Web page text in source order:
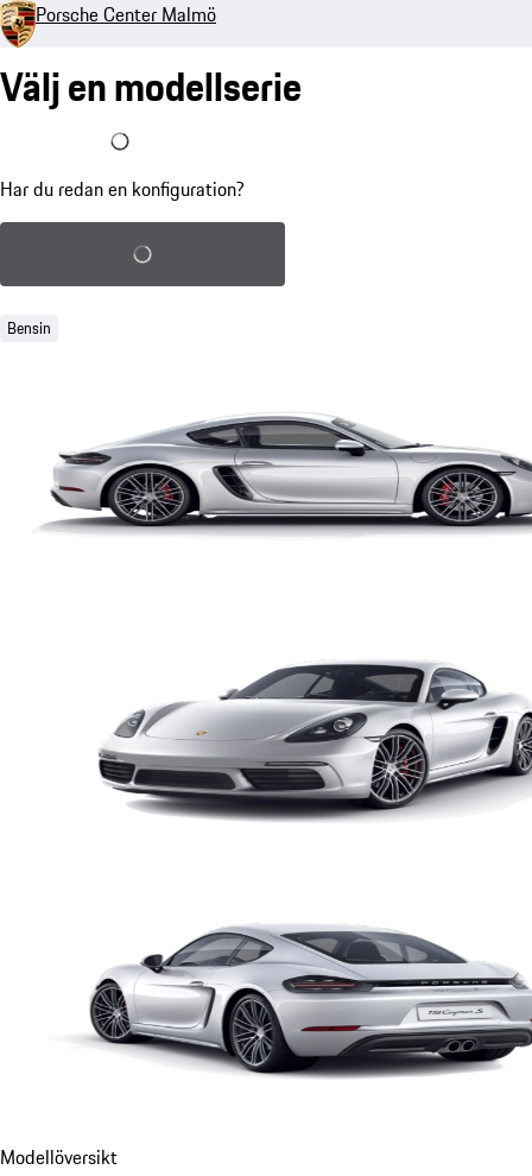
Porsche Center Malmö
Välj en modellserie
Jag har redan en konfiguration
Har du redan en konfiguration?
Ladda sparad konfiguration
Bensin
Modellöversikt